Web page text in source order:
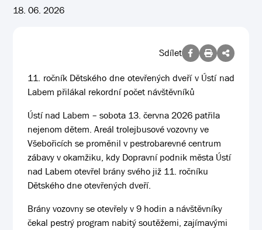
18. 06. 2026
Sdílet
11. ročník Dětského dne otevřených dveří v Ústí nad
Labem přilákal rekordní počet návštěvníků
Ústí nad Labem – sobota 13. června 2026 patřila
nejenom dětem. Areál trolejbusové vozovny ve
Všebořicích se proměnil v pestrobarevné centrum
zábavy v okamžiku, kdy Dopravní podnik města Ústí
nad Labem otevřel brány svého již 11. ročníku
Dětského dne otevřených dveří.
Brány vozovny se otevřely v 9 hodin a návštěvníky
čekal pestrý program nabitý soutěžemi, zajímavými